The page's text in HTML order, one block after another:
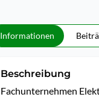
Informationen
Beschreibung
Fachunternehmen